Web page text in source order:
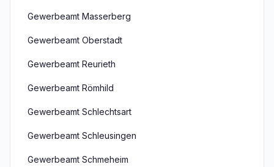
Gewerbeamt Masserberg
Gewerbeamt Oberstadt
Gewerbeamt Reurieth
Gewerbeamt Römhild
Gewerbeamt Schlechtsart
Gewerbeamt Schleusingen
Gewerbeamt Schmeheim